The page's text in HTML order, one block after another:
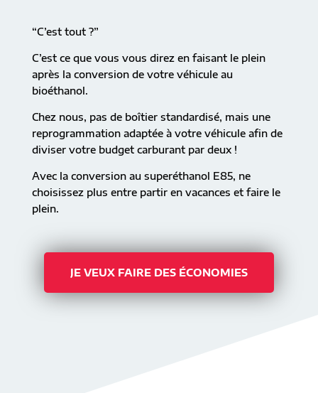
“C’est tout ?”
C’est ce que vous vous direz en faisant le plein
après la conversion de votre véhicule au
bioéthanol.
Chez nous, pas de boîtier standardisé, mais une
reprogrammation adaptée à votre véhicule afin de
diviser votre budget carburant par deux !
Avec la conversion au superéthanol E85, ne
choisissez plus entre partir en vacances et faire le
plein.
JE VEUX FAIRE DES ÉCONOMIES